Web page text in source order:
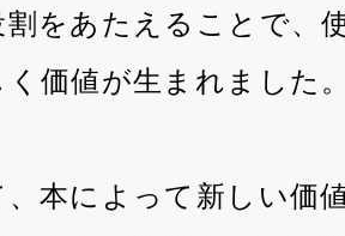
割をあたえることで、
く価値が生まれました
本によって新しい価